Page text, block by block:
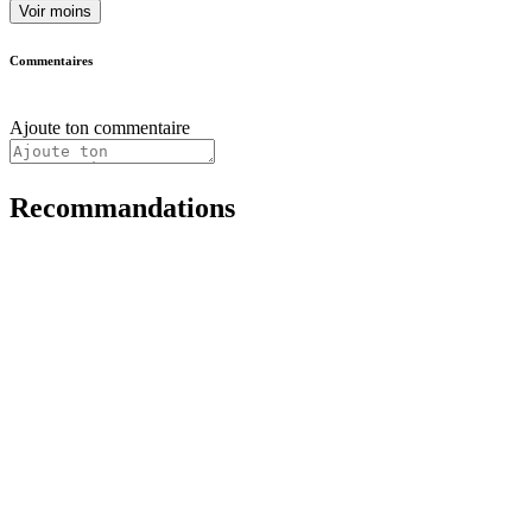
Voir moins
Commentaires
Ajoute ton commentaire
Recommandations